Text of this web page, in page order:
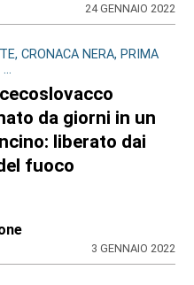
24 GENNAIO 2022
CRONACA NERA, PRIMA
da giorni in un
liberato dai
fuoco
3 GENNAIO 2022